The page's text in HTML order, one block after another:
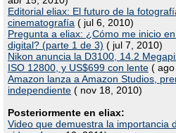
Editorial eliax: El futuro de la
cinematografía ( jul 6, 2010)
Pregunta a eliax: ¿Cómo me inicio
digital? (parte 1 de 3) ( jul 7, 2010)
Nikon anuncia la D3100, 14.2
ISO 12800, y US$699 con lente (
Amazon lanza a Amazon Studios,
independiente ( nov 18, 2010)
Posteriormente en eliax:
Video que demuestra la importancia